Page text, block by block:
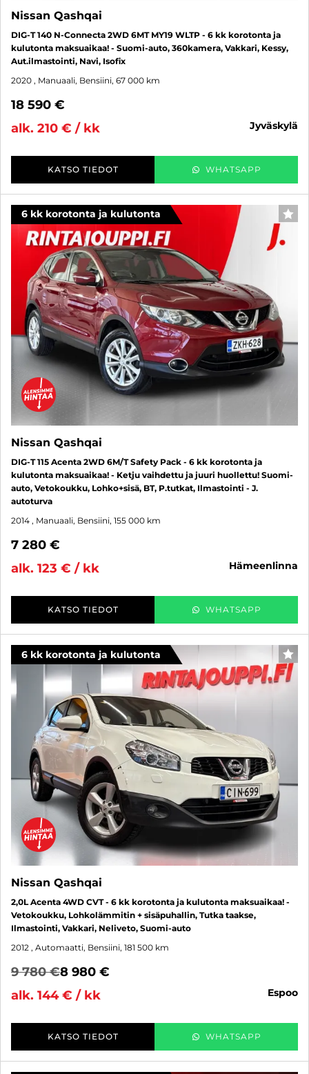
Nissan Qashqai
DIG-T 140 N-Connecta 2WD 6MT MY19 WLTP - 6 kk korotonta ja
kulutonta maksuaikaa! - Suomi-auto, 360kamera, Vakkari, Kessy,
Aut.ilmastointi, Navi, Isofix
2020 , Manuaali, Bensiini, 67 000 km
18 590 €
alk. 210 € / kk
jyväskylä
KATSO TIEDOT WHATSAPP
6 kk korotonta ja kulutonta
Nissan Qashqai
DIG-T 115 Acenta 2WD 6M/T Safety Pack - 6 kk korotonta ja
kulutonta maksuaikaa! - Ketju vaihdettu ja juuri huollettu! Suomi-
auto, Vetokoukku, Lohko+sisä, BT, P.tutkat, Ilmastointi - J.
autoturva
2014 , Manuaali, Bensiini, 155 000 km
7 280 €
alk. 123 € / kk
hämeenlinna
KATSO TIEDOT WHATSAPP
6 kk korotonta ja kulutonta
Nissan Qashqai
2,0L Acenta 4WD CVT - 6 kk korotonta ja kulutonta maksuaikaa! -
Vetokoukku, Lohkolämmitin + sisäpuhallin, Tutka taakse,
Ilmastointi, Vakkari, Neliveto, Suomi-auto
2012 , Automaatti, Bensiini, 181 500 km
9 780 €8 980 €
alk. 144 € / kk
espoo
KATSO TIEDOT WHATSAPP